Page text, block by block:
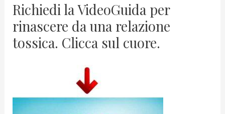
Richiedi la VideoGuida per
rinascere da una relazione
tossica. Clicca sul cuore.